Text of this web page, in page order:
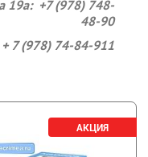
19а: +7 (978) 748-
48-90
7 (978) 74-84-911